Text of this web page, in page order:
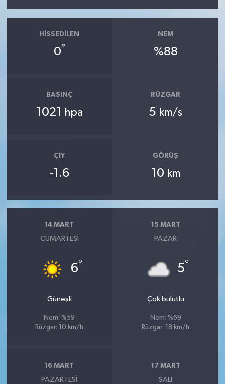
HISSEDILEN
0°
NEM
%88
BASINÇ
1021 hpa
RÜZGAR
5 km/s
ÇIY
-1.6
GÖRÜŞ
10 km
14 MART
CUMARTESI
6°
Güneşli
Nem: %59
Rüzgar: 10 km/h
15 MART
PAZAR
5°
Çok bulutlu
Nem: %69
Rüzgar: 18 km/h
16 MART
PAZARTESI
17 MART
SALI